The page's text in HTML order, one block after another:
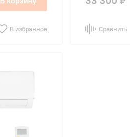
В избранное Сравнить